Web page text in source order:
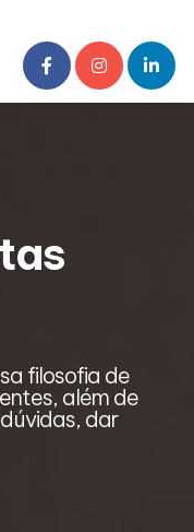
filosofia de
além de
dar